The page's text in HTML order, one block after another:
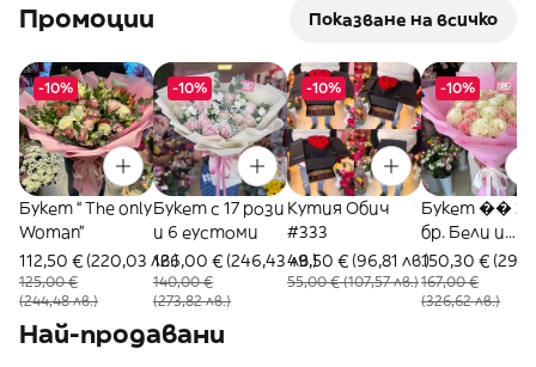
Промоции Показване на всичко
-10%
Букет “ The only
Woman”
112,50 € (220,03 лв.)
125,00 €
(244,48 лв.)
-10%
Букет с 17 рози
и 6 еустоми
126,00 € (246,43 лв.)
140,00 €
(273,82 лв.)
-10%
Кутия Обич
#333
49,50 € (96,81 лв.)
55,00 € (107,57 лв.)
-10%
Букет �� 33
бр. Бели и
Розови рози
#324
150,30 €
167,00 €
(326,62 лв.)
Най-продавани